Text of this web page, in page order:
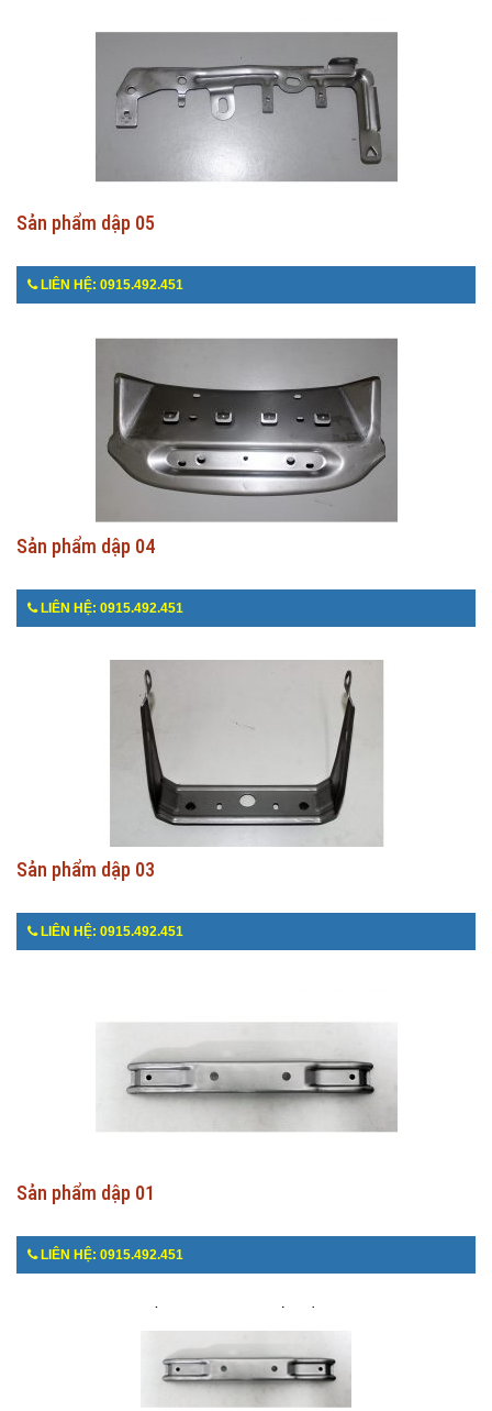
Sản phẩm dập 05
LIÊN HỆ: 0915.492.451
Sản phẩm dập 04
LIÊN HỆ: 0915.492.451
Sản phẩm dập 03
LIÊN HỆ: 0915.492.451
Sản phẩm dập 01
LIÊN HỆ: 0915.492.451